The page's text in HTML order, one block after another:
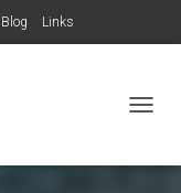
Blog Links